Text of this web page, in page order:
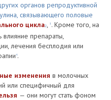
органов репродуктивной
связывающего половые
цикла2, 3 . Кроме того, на
влияние препараты,
лечения бесплодия или
4.
изменения в молочных
или специфичный для
— они могут стать фоном